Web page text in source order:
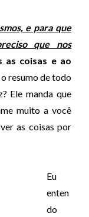
e para que
que nos
as coisas e ao
o resumo de todo
Ele manda que
muito a você
as coisas por
Eu
enten
do